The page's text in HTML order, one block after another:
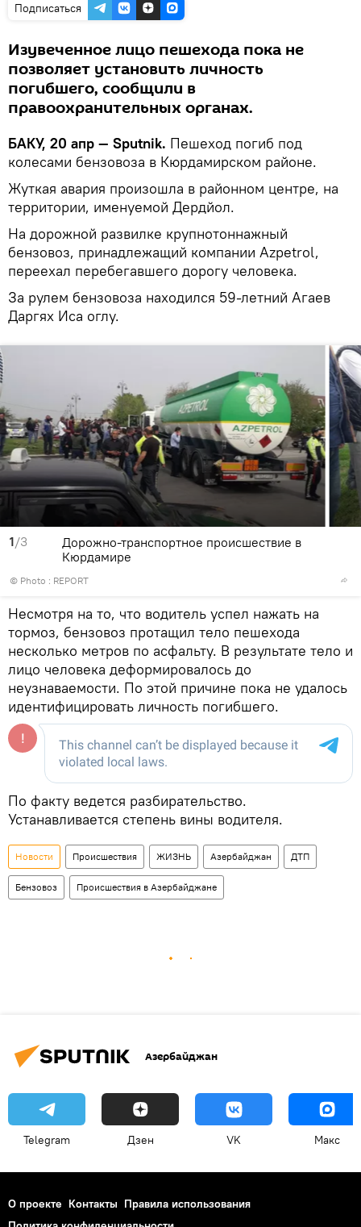
Подписаться
Изувеченное лицо пешехода пока не
позволяет установить личность
погибшего, сообщили в
правоохранительных органах.
БАКУ, 20 апр — Sputnik. Пешеход погиб под
колесами бензовоза в Кюрдамирском районе.
Жуткая авария произошла в районном центре, на
территории, именуемой Дердйол.
На дорожной развилке крупнотоннажный
бензовоз, принадлежащий компании Azpetrol,
переехал перебегавшего дорогу человека.
За рулем бензовоза находился 59-летний Агаев
Даргях Иса оглу.
1/3
© Photo : REPORT
Дорожно-транспортное происшествие в
Кюрдамире
Несмотря на то, что водитель успел нажать на
тормоз, бензовоз протащил тело пешехода
несколько метров по асфальту. В результате тело и
лицо человека деформировалось до
неузнаваемости. По этой причине пока не удалось
идентифицировать личность погибшего.
По факту ведется разбирательство.
Устанавливается степень вины водителя.
Новости Происшествия ЖИЗНЬ Азербайджан ДТП
Бензовоз Происшествия в Азербайджане
Азербайджан
Telegram Дзен VK Макс
О проекте Контакты Правила использования